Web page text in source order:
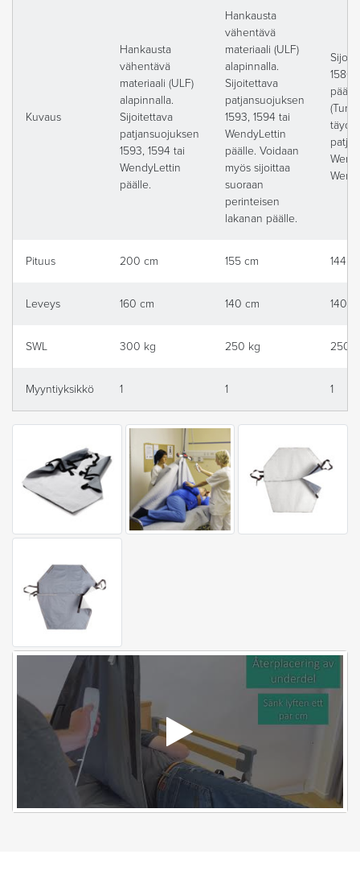
Kuvaus
Hankausta
vähentävä
materiaali (ULF)
alapinnalla.
Sijoitettava
patjansuojuksen
1593, 1594 tai
WendyLettin
päälle.
Hankausta
vähentävä
materiaali (ULF)
alapinnalla.
Sijoitettava
patjansuojuksen
1593, 1594 tai
WendyLettin
päälle. Voidaan
myös sijoittaa
suoraan
perinteisen
lakanan päälle.
1580,
päälle
Pituus 200 cm 155 cm 144
Leveys 160 cm 140 cm 140
SWL 300 kg 250 kg 250
Myyntiyksikkö 1 1 1